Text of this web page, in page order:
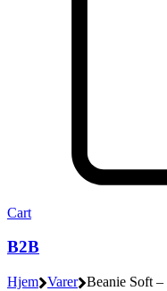
Cart
B2B
Hjem Varer Beanie Soft –